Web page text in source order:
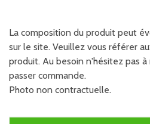
La composition du produit peut
sur le site. Veuillez vous référer
produit. Au besoin n'hésitez pas
passer commande.
Photo non contractuelle.